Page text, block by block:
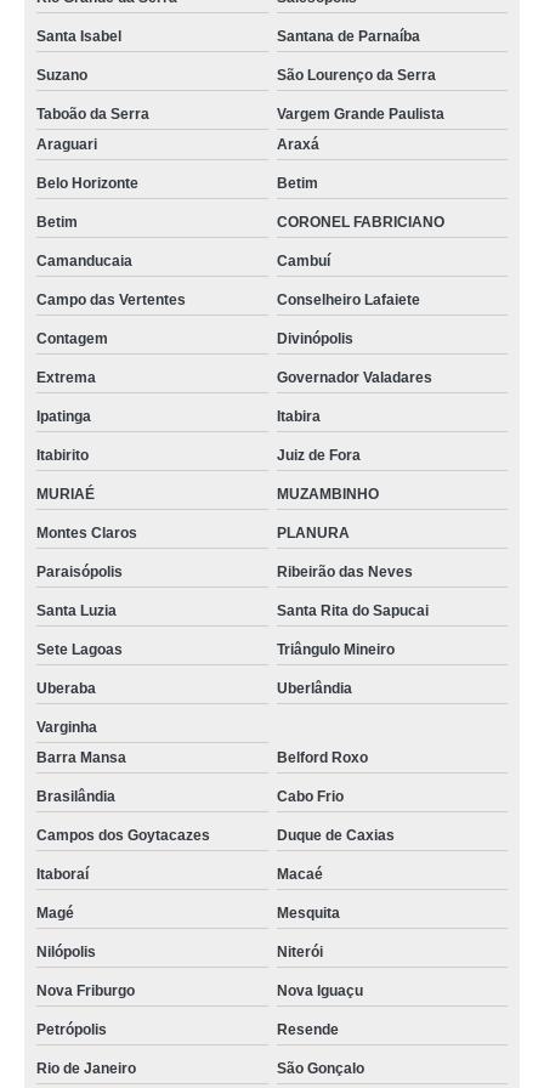
balão com saída lateral valor Entorno de Brasília
balão com fundo chato preço São Lourenço da Serra
preço de balão de destilação e condensador Padre Bernardo
balão de destilação e condensador Teresópolis
distribuidor de balão destilação saída lateral Colombo
balão com fundo chato preço Quatro Barras
balão de fundo chato química preço Rio de Janeiro
distribuidor de balão de decantação Campos dos Goytacazes
balão de fundo redondo com saída lateral Trancoso
balão de fundo redondo com saída lateral Formosa do Rio Preto
distribuidor de balão de decantação Nova Iguaçu
balão destilação preço Feira de Santana
balão para química com fundo chato preço Águas Claras
balão destilação saída lateral valor Itapuã
preço de balão destilação saída lateral Santa Isabel
balão de destilação com saída lateral valor Varginha
distribuidor de balão de destilação e condensador Trancoso
distribuidor de balão com fundo chato Cajamar
balão de fundo chato química valor Entorno de Brasília
balão de fundo chato química valor Bocaiúva do Sul
distribuidor de balão de química Cafarnaum
Santa Isabel Santana de Parnaíba
Suzano São Lourenço da Serra
Taboão da Serra
Vargem Grande Paulista
Araguari
Araxá
Belo Horizonte Betim
Betim CORONEL FABRICIANO
Camanducaia Cambuí
Campo das Vertentes Conselheiro Lafaiete
Contagem Divinópolis
Extrema Governador Valadares
Ipatinga Itabira
Itabirito Juiz de Fora
MURIAÉ MUZAMBINHO
Montes Claros PLANURA
Paraisópolis Ribeirão das Neves
Santa Luzia Santa Rita do Sapucai
Sete Lagoas Triângulo Mineiro
Uberaba Uberlândia
Varginha
Barra Mansa
Belford Roxo
Brasilândia Cabo Frio
Campos dos Goytacazes Duque de Caxias
Itaboraí Macaé
Magé Mesquita
Nilópolis Niterói
Nova Friburgo Nova Iguaçu
Petrópolis Resende
Rio de Janeiro São Gonçalo